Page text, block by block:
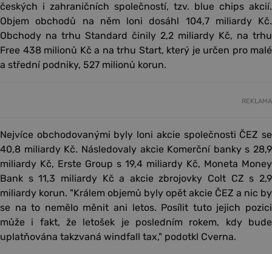
českých i zahraničních společností, tzv. blue chips akcií.
Objem obchodů na něm loni dosáhl 104,7 miliardy Kč.
Obchody na trhu Standard činily 2,2 miliardy Kč, na trhu
Free 438 milionů Kč a na trhu Start, který je určen pro malé
a střední podniky, 527 milionů korun.
REKLAMA
Nejvíce obchodovanými byly loni akcie společnosti ČEZ se
40,8 miliardy Kč. Následovaly akcie Komerční banky s 28,9
miliardy Kč, Erste Group s 19,4 miliardy Kč, Moneta Money
Bank s 11,3 miliardy Kč a akcie zbrojovky Colt CZ s 2,9
miliardy korun. "Králem objemů byly opět akcie ČEZ a nic by
se na to nemělo měnit ani letos. Posílit tuto jejich pozici
může i fakt, že letošek je posledním rokem, kdy bude
uplatňována takzvaná windfall tax," podotkl Cverna.